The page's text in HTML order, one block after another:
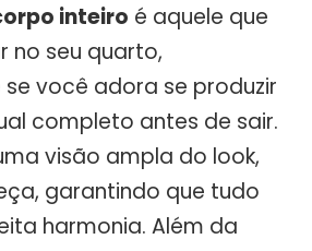
inteiro é aquele que
no seu quarto,
você adora se produzir
completo antes de sair.
visão ampla do look,
garantindo que tudo
harmonia. Além da